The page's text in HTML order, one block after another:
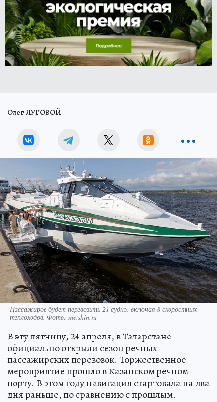
Олег ЛУГОВОЙ
Пассажиров будет перевозить 21 судно, включая 8 скоростных
теплоходов. Фото: metshin.ru
В эту пятницу, 24 апреля, в Татарстане
официально открыли сезон речных
пассажирских перевозок. Торжественное
мероприятие прошло в Казанском речном
порту. В этом году навигация стартовала на два
дня раньше, по сравнению с прошлым.